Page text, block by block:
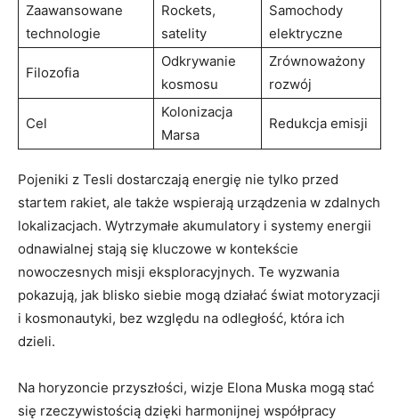
Zaawansowane
technologie
Rockets,
satelity
Samochody
elektryczne
Filozofia
Odkrywanie
kosmosu
Zrównoważony
rozwój
Cel
Kolonizacja
Marsa
Redukcja emisji
Pojeniki z Tesli dostarczają energię nie tylko przed
startem rakiet, ale także wspierają urządzenia w zdalnych
lokalizacjach. Wytrzymałe akumulatory i systemy energii
odnawialnej stają się kluczowe w kontekście
nowoczesnych misji eksploracyjnych. Te wyzwania
pokazują, jak blisko siebie mogą działać świat motoryzacji
i kosmonautyki, bez względu na odległość, która ich
dzieli.
Na horyzoncie przyszłości, wizje Elona Muska mogą stać
się rzeczywistością dzięki harmonijnej współpracy